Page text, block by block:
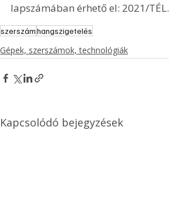
lapszámában érhető el: 2021/TÉL.
szerszámhangszigetelés
Gépek, szerszámok, technológiák
Kapcsolódó bejegyzések